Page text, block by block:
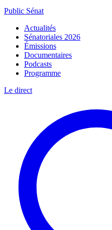
Public Sénat
Actualités
Sénatoriales 2026
Émissions
Documentaires
Podcasts
Programme
Le direct